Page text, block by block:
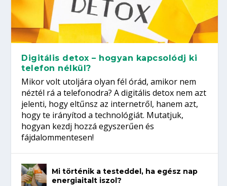
Digitális detox – hogyan kapcsolódj ki
telefon nélkül?
Mikor volt utoljára olyan fél órád, amikor nem
néztél rá a telefonodra? A digitális detox nem azt
jelenti, hogy eltűnsz az internetről, hanem azt,
hogy te irányítod a technológiát. Mutatjuk,
hogyan kezdj hozzá egyszerűen és
fájdalommentesen!
Mi történik a testeddel, ha egész nap
energiaitalt iszol?